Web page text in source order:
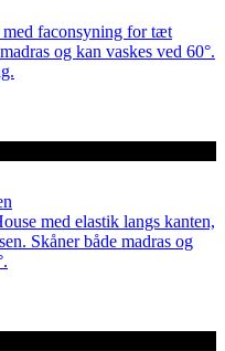
med faconsyning for tæt
og kan vaskes ved 60°.
med elastik langs kanten,
Skåner både madras og